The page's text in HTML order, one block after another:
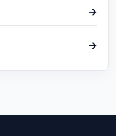
→
→